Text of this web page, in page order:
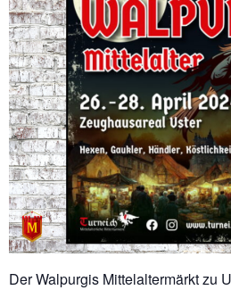
Der Walpurgis Mittelaltermärkt zu